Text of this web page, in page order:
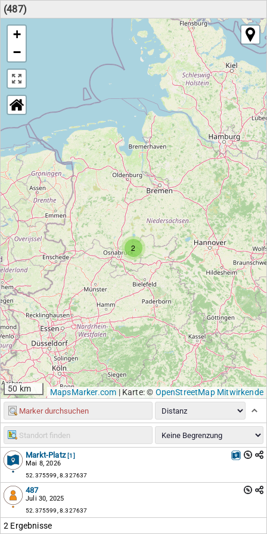
(487)
2
+
−
50 km MapsMarker.com |Karte: © OpenStreetMap Mitwirkende
Markt-Platz [1]
Mai 8, 2026
52.375599, 8.327637
487
Juli 30, 2025
52.375599, 8.327637
2 Ergebnisse